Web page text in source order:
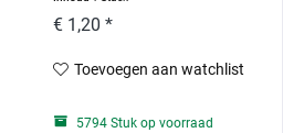
€ 1,20 *
Toevoegen aan watchlist
5794 Stuk op voorraad